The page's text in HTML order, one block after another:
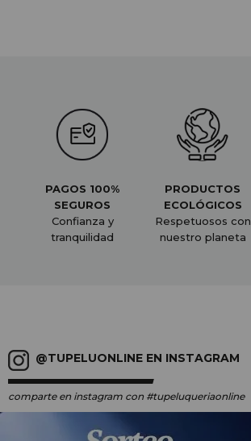
PAGOS 100%
SEGUROS
Confianza y
tranquilidad
PRODUCTOS
ECOLÓGICOS
Respetuosos con
nuestro planeta
@TUPELUONLINE EN INSTAGRAM
comparte en instagram con #tupeluqueriaonline